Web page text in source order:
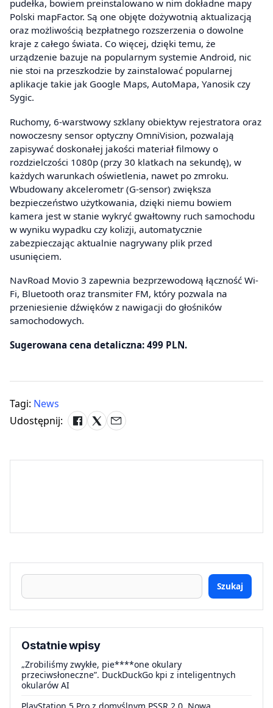
pudełka, bowiem preinstalowano w nim dokładne mapy
Polski mapFactor. Są one objęte dożywotnią aktualizacją
oraz możliwością bezpłatnego rozszerzenia o dowolne
kraje z całego świata. Co więcej, dzięki temu, że
urządzenie bazuje na popularnym systemie Android, nic
nie stoi na przeszkodzie by zainstalować popularnej
aplikacje takie jak Google Maps, AutoMapa, Yanosik czy
Sygic.
Ruchomy, 6-warstwowy szklany obiektyw rejestratora oraz
nowoczesny sensor optyczny OmniVision, pozwalają
zapisywać doskonałej jakości materiał filmowy o
rozdzielczości 1080p (przy 30 klatkach na sekundę), w
każdych warunkach oświetlenia, nawet po zmroku.
Wbudowany akcelerometr (G-sensor) zwiększa
bezpieczeństwo użytkowania, dzięki niemu bowiem
kamera jest w stanie wykryć gwałtowny ruch samochodu
w wyniku wypadku czy kolizji, automatycznie
zabezpieczając aktualnie nagrywany plik przed
usunięciem.
NavRoad Movio 3 zapewnia bezprzewodową łączność Wi-
Fi, Bluetooth oraz transmiter FM, który pozwala na
przeniesienie dźwięków z nawigacji do głośników
samochodowych.
Sugerowana cena detaliczna: 499 PLN.
Tagi: News
Udostępnij:
Szukaj
Ostatnie wpisy
„Zrobiliśmy zwykłe, pie****one okulary
przeciwsłoneczne”. DuckDuckGo kpi z inteligentnych
okularów AI
PlayStation 5 Pro z domyślnym PSSR 2.0. Nowa